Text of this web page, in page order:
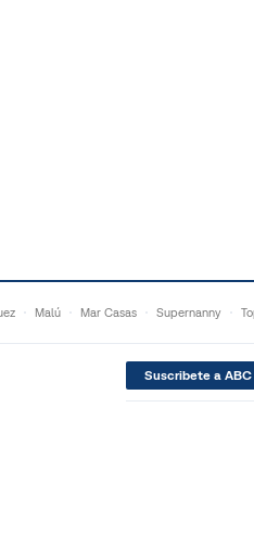
Malú Mar Casas Supernanny
Suscribete a ABC